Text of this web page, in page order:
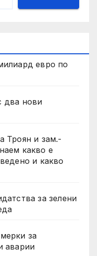
евро по
два нови
Троян и зам.-
какво е
и какво
за зелени
за
аварии